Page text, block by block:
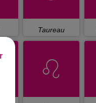
Taureau